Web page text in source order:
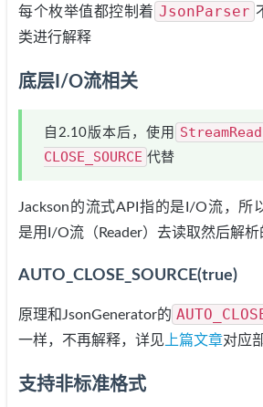
每个枚举值都控制着 JsonParser
类进行解释
底层I/O流相关
自2.10版本后，使用
CLOSE_SOURCE 代替
Jackson的流式API指的是I/O流，所
是用I/O流（Reader）去读取然后解析
AUTO_CLOSE_SOURCE(true)
原理和JsonGenerator的
一样，不再解释，详见 上篇文章对应
支持非标准格式